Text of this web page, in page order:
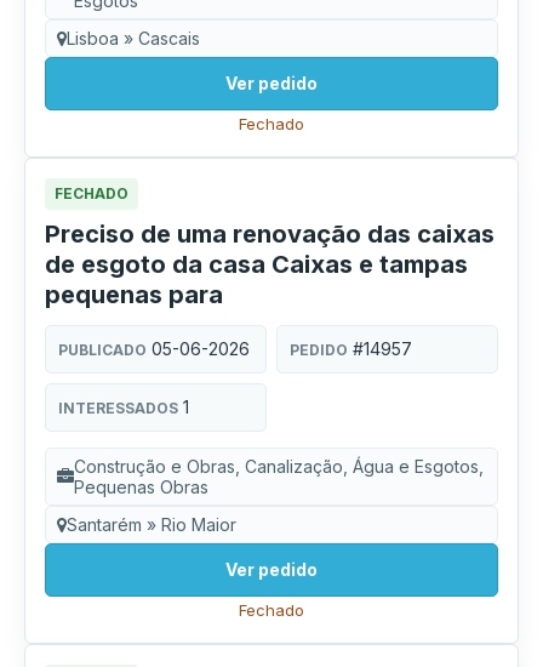
Lisboa » Cascais
Ver pedido
Fechado
FECHADO
Preciso de uma renovação das caixas
de esgoto da casa Caixas e tampas
pequenas para
PUBLICADO 05-06-2026 PEDIDO #14957
INTERESSADOS 1
Construção e Obras, Canalização, Água e Esgotos,
Pequenas Obras
Santarém » Rio Maior
Ver pedido
Fechado